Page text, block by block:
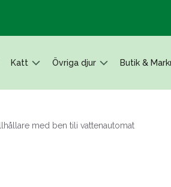
Katt Övriga djur Butik &
med ben tili vattenautomat